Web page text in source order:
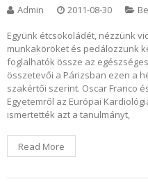
Admin 2011-08-30
Együnk étcsokoládét, nézzünk
munkaköröket és pedálozzunk
foglalhatók össze az
összetevői a Párizsban ezen a
szakértői szerint. Oscar Franco
Egyetemről az Európai
ismertették azt a tanulmányt,
Read More